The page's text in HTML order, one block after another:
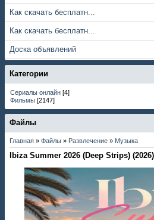
Как скачать бесплатн...
Как скачать бесплатн...
Доска объявлений
Категории
Сериалы онлайн [4]
Фильмы [2147]
Файлы
Главная » Файлы » Развлечение » Музыка
Ibiza Summer 2026 (Deep Strips)